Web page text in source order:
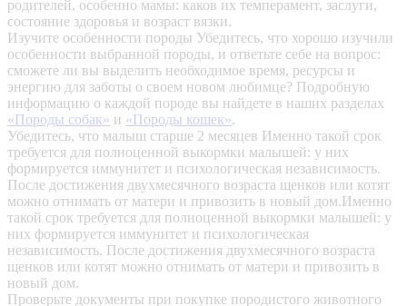
родителей, особенно мамы: каков их темперамент, заслуги,
состояние здоровья и возраст вязки.
Изучите особенности породы Убедитесь, что хорошо изучили
особенности выбранной породы, и ответьте себе на вопрос:
сможете ли вы выделить необходимое время, ресурсы и
энергию для заботы о своем новом любимце? Подробную
информацию о каждой породе вы найдете в наших разделах
«Породы собак» и «Породы кошек».
Убедитесь, что малыш старше 2 месяцев Именно такой срок
требуется для полноценной выкормки малышей: у них
формируется иммунитет и психологическая независимость.
После достижения двухмесячного возраста щенков или котят
можно отнимать от матери и привозить в новый дом.Именно
такой срок требуется для полноценной выкормки малышей: у
них формируется иммунитет и психологическая
независимость. После достижения двухмесячного возраста
щенков или котят можно отнимать от матери и привозить в
новый дом.
Проверьте документы при покупке породистого животного